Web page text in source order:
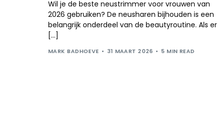
Wil je de beste neustrimmer voor vrouwen van
2026 gebruiken? De neusharen bijhouden is een
belangrijk onderdeel van de beautyroutine. Als er
[…]
MARK BADHOEVE 31 MAART 2026 5 MIN READ